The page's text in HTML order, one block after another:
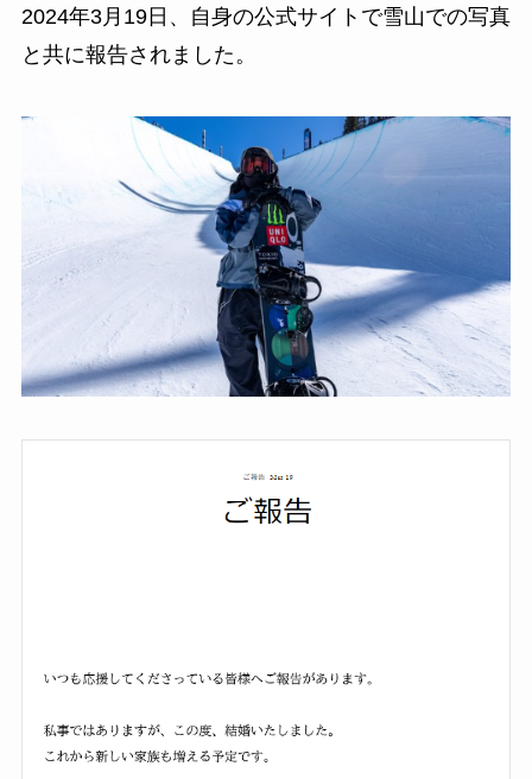
2024年3月19日、自身の公式サイトで雪山での写真
と共に報告されました。